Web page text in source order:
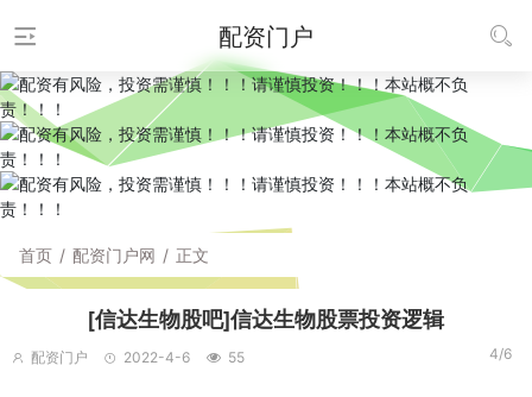
配资门户
首页 / 配资门户网 / 正文
[信达生物股吧]信达生物股票投资逻辑
配资门户 2022-4-6 55 4/6